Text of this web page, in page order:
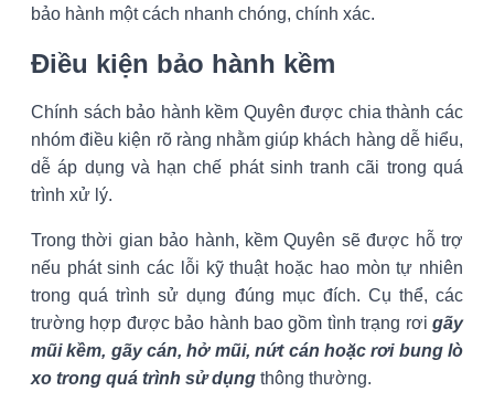
bảo hành một cách nhanh chóng, chính xác.
Điều kiện bảo hành kềm
Chính sách bảo hành kềm Quyên được chia thành các
nhóm điều kiện rõ ràng nhằm giúp khách hàng dễ hiểu,
dễ áp dụng và hạn chế phát sinh tranh cãi trong quá
trình xử lý.
Trong thời gian bảo hành, kềm Quyên sẽ được hỗ trợ
nếu phát sinh các lỗi kỹ thuật hoặc hao mòn tự nhiên
trong quá trình sử dụng đúng mục đích. Cụ thể, các
trường hợp được bảo hành bao gồm tình trạng rơi gãy
mũi kềm, gãy cán, hở mũi, nứt cán hoặc rơi bung lò
xo trong quá trình sử dụng thông thường.